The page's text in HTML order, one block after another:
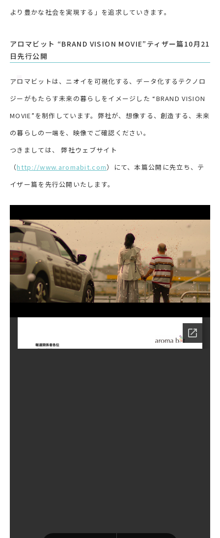
より豊かな社会を実現する」を追求していきます。
アロマビット “BRAND VISION MOVIE”ティザー篇10月21
日先行公開
アロマビットは、ニオイを可視化する、データ化するテクノロ
ジーがもたらす未来の暮らしをイメージした “BRAND VISION
MOVIE”を制作しています。弊社が、想像する、創造する、未来
の暮らしの一端を、映像でご確認ください。
つきましては、 弊社ウェブサイト
（http://www.aromabit.com）にて、本篇公開に先立ち、テ
イザー篇を先行公開いたします。